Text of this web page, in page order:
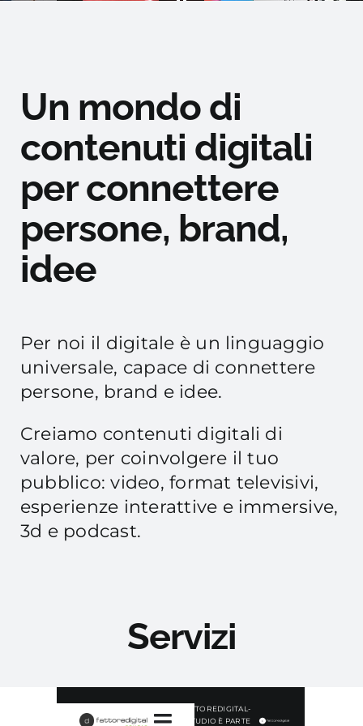
Un mondo di
contenuti digitali
per connettere
persone, brand,
idee
Per noi il digitale è un linguaggio
universale, capace di connettere
persone, brand e idee.
Creiamo contenuti digitali di
valore, per coinvolgere il tuo
pubblico: video, format televisivi,
esperienze interattive e immersive,
3d e podcast.
Servizi
FATTOREDIGITAL-
STUDIO È PARTE